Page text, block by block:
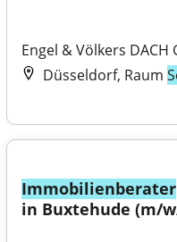
Engel & Völkers
Düsseldorf, Raum
Immobilienberater
in Buxtehude (m/